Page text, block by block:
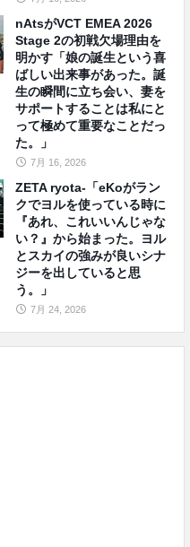
nAtsがVCT EMEA 2026
Stage 2の初戦欠場理由を
明かす「娘の誕生という喜
ばしい出来事があった。誕
生の瞬間に立ち会い、妻を
サポートすることは私にと
って極めて重要なことだっ
た。」
7月 16, 2026
ZETA ryota-「eKoがラン
クでヨルを使っている時に
『あれ、これいいんじゃな
い？』から始まった。ヨル
とスカイの強みが良いシナ
ジーを出していると思
う。」
7月 24, 2026